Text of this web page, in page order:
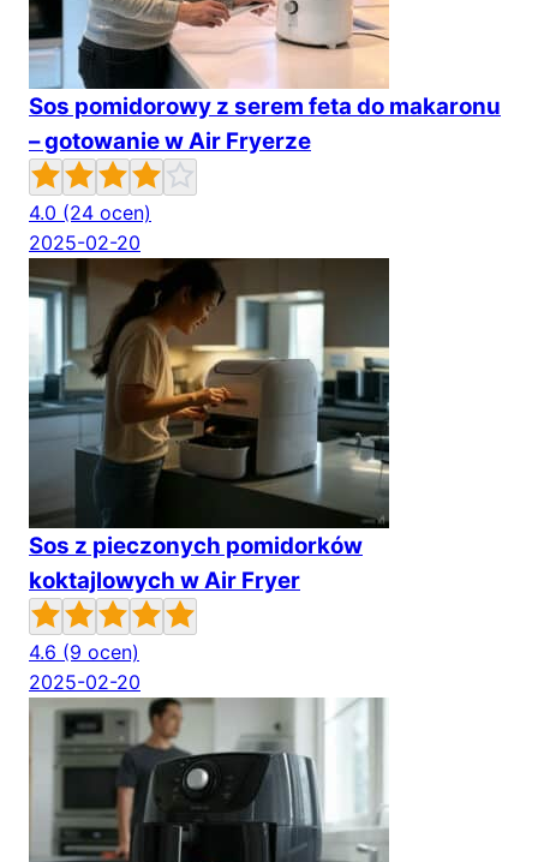
Sos pomidorowy z serem feta do makaronu
– gotowanie w Air Fryerze
4.0 (24 ocen)
2025-02-20
Sos z pieczonych pomidorków
koktajlowych w Air Fryer
4.6 (9 ocen)
2025-02-20